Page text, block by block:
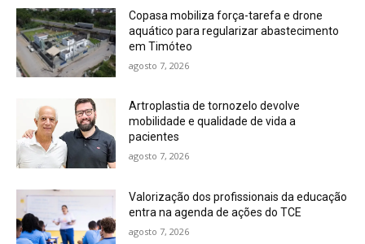
Copasa mobiliza força-tarefa e drone
aquático para regularizar abastecimento
em Timóteo
agosto 7, 2026
Artroplastia de tornozelo devolve
mobilidade e qualidade de vida a
pacientes
agosto 7, 2026
Valorização dos profissionais da educação
entra na agenda de ações do TCE
agosto 7, 2026